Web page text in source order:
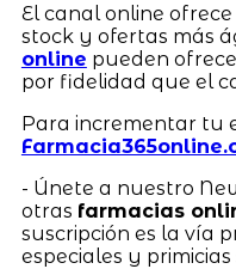
El canal online
stock y ofertas más
online pueden
por fidelidad que el
Para incrementar tu
- Únete a nuestro
otras farmacias
suscripción es la vía
especiales y